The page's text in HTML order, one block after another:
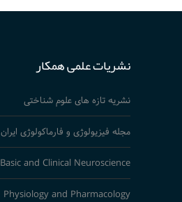
نشریات علمی همکار
نشریه تازه های علوم شناختی
مجله فیزیولوژی و فارماکولوژی ایران
Basic and Clinical Neuroscience
Physiology and Pharmacology